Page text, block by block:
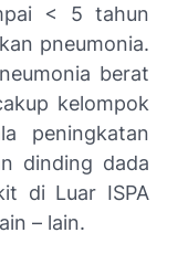
< 5 tahun
pneumonia.
berat
kelompok
peningkatan
dinding dada
di Luar ISPA
– lain.